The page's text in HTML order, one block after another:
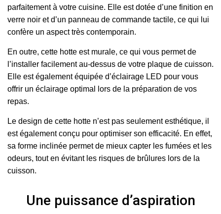
parfaitement à votre cuisine. Elle est dotée d’une finition en
verre noir et d’un panneau de commande tactile, ce qui lui
confère un aspect très contemporain.
En outre, cette hotte est murale, ce qui vous permet de
l’installer facilement au-dessus de votre plaque de cuisson.
Elle est également équipée d’éclairage LED pour vous
offrir un éclairage optimal lors de la préparation de vos
repas.
Le design de cette hotte n’est pas seulement esthétique, il
est également conçu pour optimiser son efficacité. En effet,
sa forme inclinée permet de mieux capter les fumées et les
odeurs, tout en évitant les risques de brûlures lors de la
cuisson.
Une puissance d’aspiration